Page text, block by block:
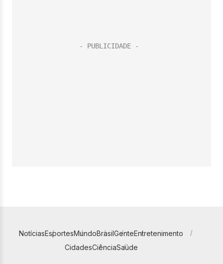
NotíciasEsportesMundoBrasilGenteEntretenimento
CidadesCiênciaSaúde